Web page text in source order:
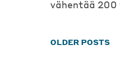
vähentää
Posts
OLDER POSTS